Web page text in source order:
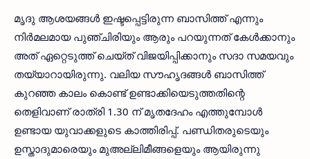
മൃദു ആശയങ്ങൾ ഇഷ്ടപ്പെട്ടിരുന്ന ബാസിത്ത് എന്നും
നിർമലമായ പുഞ്ചിരിയും ആരും പറയുന്നത് കേൾക്കാനും
അത് ഏറ്റെടുത്ത് ചെയ്ത് വിജയിപ്പിക്കാനും സദാ സമയവും
തയ്യാറായിരുന്നു. വലിയ സൗഹൃദങ്ങൾ ബാസിത്ത്
കുറഞ്ഞ കാലം കൊണ്ട് ഉണ്ടാക്കിയെടുത്തതിന്റെ
തെളിവാണ് രാത്രി 1.30 ന് മൃതദേഹം എത്തുമ്പോൾ
ഉണ്ടായ യുവാക്കളുടെ കാത്തിരിപ്പ്. പണ്ഡിതരുടെയും
ഉസ്താദുമാരെയും മുഅല്ലിമീങ്ങളെയും ആയിരുന്നു